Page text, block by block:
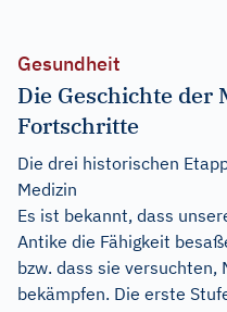
Gesundheit
Die Geschichte der
Fortschritte
Die drei historischen
Medizin
Es ist bekannt, dass
Antike die Fähigkeit
bzw. dass sie versuchten,
bekämpfen. Die erste